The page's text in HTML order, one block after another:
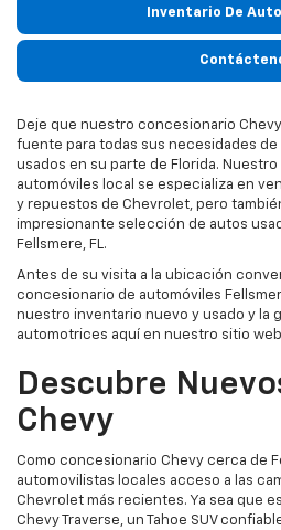
Inventario De
Deje que nuestro concesionario
fuente para todas sus necesidades
usados en su parte de Florida.
automóviles local se especializa en
y repuestos de Chevrolet, pero
impresionante selección de autos
Fellsmere, FL.
Antes de su visita a la ubicación
concesionario de automóviles
nuestro inventario nuevo y usado y la
automotrices aquí en nuestro sitio
Descubre
Chevy
Como concesionario Chevy cerca de
automovilistas locales acceso a las
Chevrolet más recientes. Ya sea que
Chevy Traverse, un Tahoe SUV